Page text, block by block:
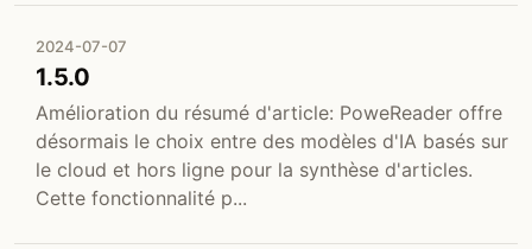
2024-07-07
1.5.0
Amélioration du résumé d'article: PoweReader offre
désormais le choix entre des modèles d'IA basés sur
le cloud et hors ligne pour la synthèse d'articles.
Cette fonctionnalité p...